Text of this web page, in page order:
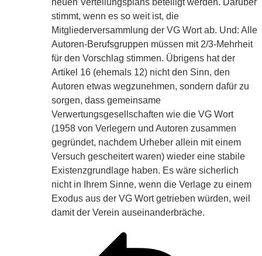
neuen Verteilungsplans beteiligt werden. Darüber
stimmt, wenn es so weit ist, die
Mitgliederversammlung der VG Wort ab. Und: Alle
Autoren-Berufsgruppen müssen mit 2/3-Mehrheit
für den Vorschlag stimmen. Übrigens hat der
Artikel 16 (ehemals 12) nicht den Sinn, den
Autoren etwas wegzunehmen, sondern dafür zu
sorgen, dass gemeinsame
Verwertungsgesellschaften wie die VG Wort
(1958 von Verlegern und Autoren zusammen
gegründet, nachdem Urheber allein mit einem
Versuch gescheitert waren) wieder eine stabile
Existenzgrundlage haben. Es wäre sicherlich
nicht in Ihrem Sinne, wenn die Verlage zu einem
Exodus aus der VG Wort getrieben würden, weil
damit der Verein auseinanderbräche.